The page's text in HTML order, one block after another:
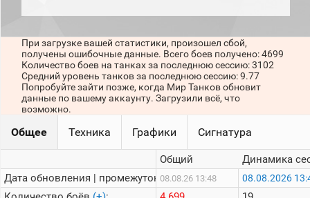
Кланы
Статистика
стримеров
Информация
Онлайн
Цветовая
шкала
При загрузке вашей статистики, произошел сбой,
получены ошибочные данные. Всего боев получено: 4699
Количество боев на танках за последнюю сессию: 3102
Средний уровень танков за последнюю сессию: 9.77
Попробуйте зайти позже, когда Мир Танков обновит
данные по вашему аккаунту. Загрузили всё, что
возможно.
Общее Техника Графики Сигнатура
Дата обновления | промежуток:
Общий
08.08.26 13:48
Динамика
08.08.2026